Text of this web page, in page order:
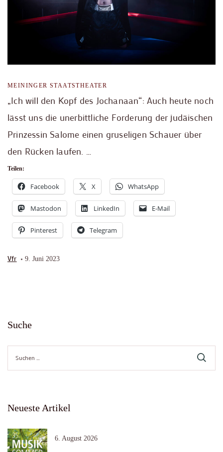
MEININGER STAATSTHEATER
„Ich will den Kopf des Jochanaan“: Auch heute noch
lässt uns die unerbittliche Forderung der judäischen
Prinzessin Salome einen gruseligen Schauer über
den Rücken laufen. …
Teilen:
Facebook X WhatsApp
Mastodon LinkedIn E-Mail
Pinterest Telegram
Vfr 9. Juni 2023
Suche
Suche
nach:
Neueste Artikel
6. August 2026